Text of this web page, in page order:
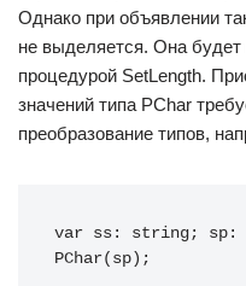
Однако при объявлении
не выделяется. Она
процедурой SetLength.
значений типа PChar
преобразование типов,
var ss: string; sp:
PChar(sp);